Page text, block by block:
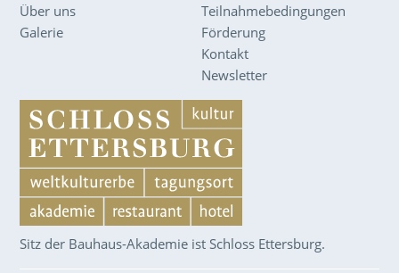
Über uns
Galerie
Teilnahmebedingungen
Förderung
Kontakt
Newsletter
Sitz der Bauhaus-Akademie ist Schloss Ettersburg.